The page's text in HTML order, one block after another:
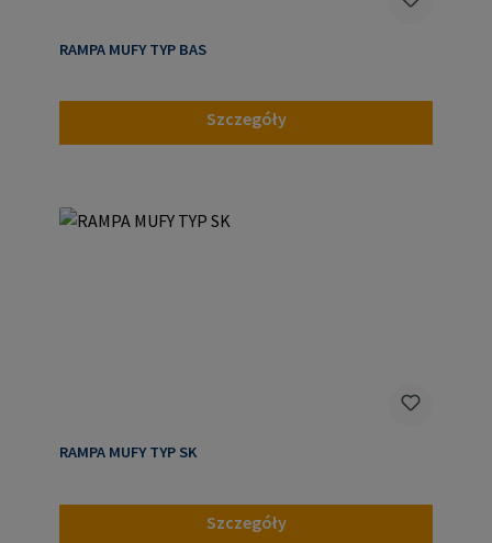
RAMPA MUFY TYP BAS
Szczegóły
RAMPA MUFY TYP SK
Szczegóły